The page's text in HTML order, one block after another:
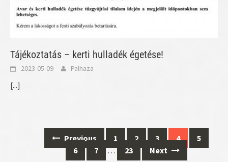
Tájékoztatás – kerti hulladék égetése!
2023-05-09 Palhaza
[...]
navigation
Previous 1 2 3 4
5
6
7 … 23 Next